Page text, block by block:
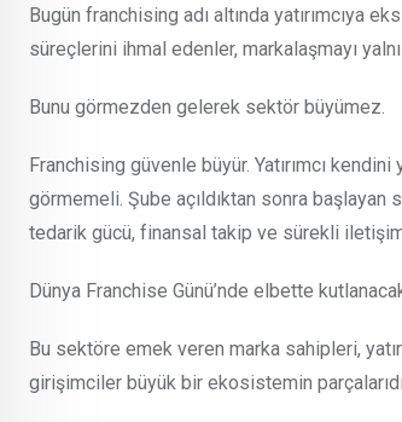
Bugün franchising adı altında yatırımcıya
süreçlerini ihmal edenler, markalaşmayı
Bunu görmezden gelerek sektör büyümez.
Franchising güvenle büyür. Yatırımcı
görmemeli. Şube açıldıktan sonra başlayan
tedarik gücü, finansal takip ve sürekli
Dünya Franchise Günü’nde elbette
Bu sektöre emek veren marka sahipleri,
girişimciler büyük bir ekosistemin